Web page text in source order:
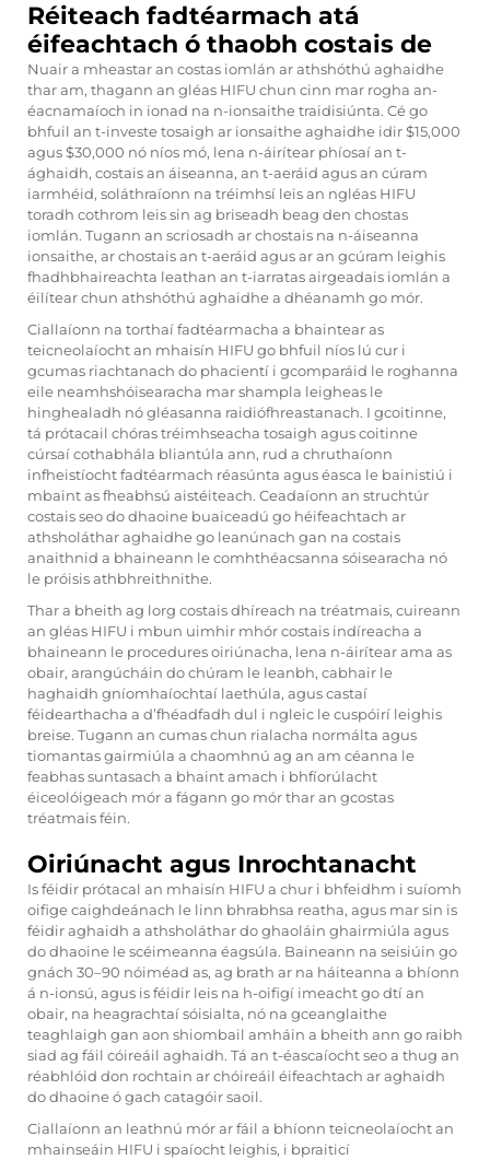
Réiteach fadtéarmach atá
éifeachtach ó thaobh costais de
Nuair a mheastar an costas iomlán ar athshóthú aghaidhe
thar am, thagann an gléas HIFU chun cinn mar rogha an-
éacnamaíoch in ionad na n-ionsaithe traidisiúnta. Cé go
bhfuil an t-investe tosaigh ar ionsaithe aghaidhe idir $15,000
agus $30,000 nó níos mó, lena n-áirítear phíosaí an t-
ághaidh, costais an áiseanna, an t-aeráid agus an cúram
iarmhéid, soláthraíonn na tréimhsí leis an ngléas HIFU
toradh cothrom leis sin ag briseadh beag den chostas
iomlán. Tugann an scriosadh ar chostais na n-áiseanna
ionsaithe, ar chostais an t-aeráid agus ar an gcúram leighis
fhadhbhaireachta leathan an t-iarratas airgeadais iomlán a
éilítear chun athshóthú aghaidhe a dhéanamh go mór.
Ciallaíonn na torthaí fadtéarmacha a bhaintear as
teicneolaíocht an mhaisín HIFU go bhfuil níos lú cur i
gcumas riachtanach do phacientí i gcomparáid le roghanna
eile neamhshóisearacha mar shampla leigheas le
hinghealadh nó gléasanna raidiófhreastanach. I gcoitinne,
tá prótacail chóras tréimhseacha tosaigh agus coitinne
cúrsaí cothabhála bliantúla ann, rud a chruthaíonn
infheistíocht fadtéarmach réasúnta agus éasca le bainistiú i
mbaint as fheabhsú aistéiteach. Ceadaíonn an struchtúr
costais seo do dhaoine buaiceadú go héifeachtach ar
athsholáthar aghaidhe go leanúnach gan na costais
anaithnid a bhaineann le comhthéacsanna sóisearacha nó
le próisis athbhreithnithe.
Thar a bheith ag lorg costais dhíreach na tréatmais, cuireann
an gléas HIFU i mbun uimhir mhór costais indíreacha a
bhaineann le procedures oiriúnacha, lena n-áirítear ama as
obair, arangúcháin do chúram le leanbh, cabhair le
haghaidh gníomhaíochtaí laethúla, agus castaí
féidearthacha a d’fhéadfadh dul i ngleic le cuspóirí leighis
breise. Tugann an cumas chun rialacha normálta agus
tiomantas gairmiúla a chaomhnú ag an am céanna le
feabhas suntasach a bhaint amach i bhfíorúlacht
éiceolóigeach mór a fágann go mór thar an gcostas
tréatmais féin.
Oiriúnacht agus Inrochtanacht
Is féidir prótacal an mhaisín HIFU a chur i bhfeidhm i suíomh
oifige caighdeánach le linn bhrabhsa reatha, agus mar sin is
féidir aghaidh a athsholáthar do ghaoláin ghairmiúla agus
do dhaoine le scéimeanna éagsúla. Baineann na seisiúin go
gnách 30–90 nóiméad as, ag brath ar na háiteanna a bhíonn
á n-ionsú, agus is féidir leis na h-oifigí imeacht go dtí an
obair, na heagrachtaí sóisialta, nó na gceanglaithe
teaghlaigh gan aon shiombail amháin a bheith ann go raibh
siad ag fáil cóireáil aghaidh. Tá an t-éascaíocht seo a thug an
réabhlóid don rochtain ar chóireáil éifeachtach ar aghaidh
do dhaoine ó gach catagóir saoil.
Ciallaíonn an leathnú mór ar fáil a bhíonn teicneolaíocht an
mhainseáin HIFU i spaíocht leighis, i bpraiticí